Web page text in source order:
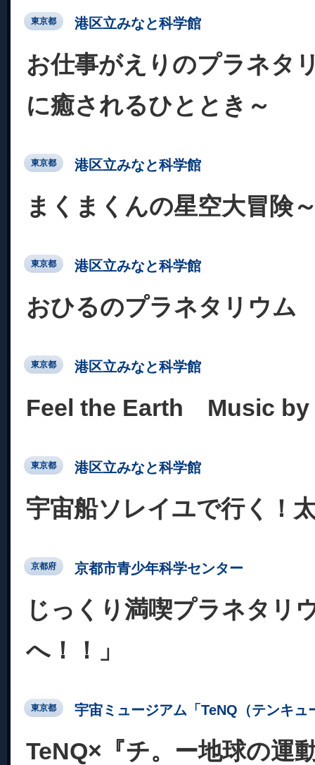
東京都 港区立みなと科学館
お仕事がえりのプラネタ
に癒されるひととき～
東京都 港区立みなと科学館
まくまくんの星空大冒険
東京都 港区立みなと科学館
おひるのプラネタリウム
東京都 港区立みなと科学館
Feel the Earth Music by
東京都 港区立みなと科学館
宇宙船ソレイユで行く！
京都府 京都市青少年科学センター
じっくり満喫プラネタリ
へ！！」
東京都 宇宙ミュージアム「TeNQ（テンキュ
TeNQ×『チ。ー地球の運